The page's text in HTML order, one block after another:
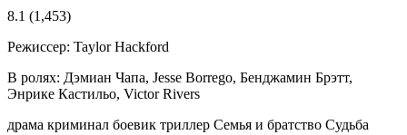
8.1 (1,453)
Режиссер: Taylor Hackford
В ролях: Дэмиан Чапа, Jesse Borrego, Бенджамин Брэтт,
Энрике Кастильо, Victor Rivers
драма криминал боевик триллер Семья и братство Судьба